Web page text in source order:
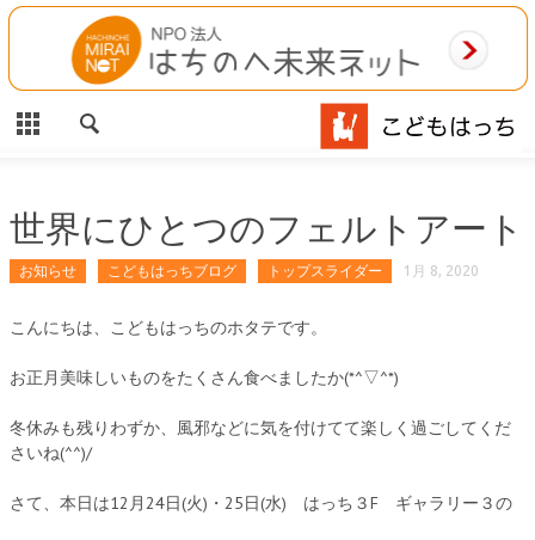
CLOSE
HOME
施設案内
相談事業
MAP
お問合わせ
運営団体
世界にひとつのフェルトアート
お知らせ こどもはっちブログ トップスライダー 1月 8, 2020
こんにちは、こどもはっちのホタテです。
お正月美味しいものをたくさん食べましたか(*^▽^*)
冬休みも残りわずか、風邪などに気を付けてて楽しく過ごしてくだ
さいね(^^)/
さて、本日は12月24日(火)・25日(水) はっち３F ギャラリー３の